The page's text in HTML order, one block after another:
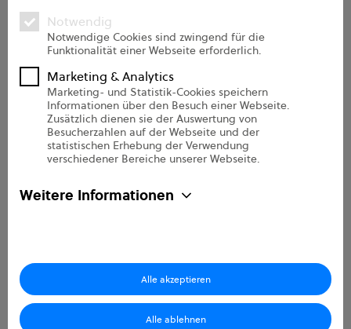
zu verbessern und anzupassen, sowie für Analysen und
Messungen zu unseren Besuchern auf dieser Website und
anderen Medien. Weitere Informationen zu den von uns
verwendeten Cookies finden Sie in unseren
Datenschutzbestimmungen.
Notwendig
Notwendige Cookies sind zwingend für die
Funktionalität einer Webseite erforderlich.
Marketing & Analytics
Marketing- und Statistik-Cookies speichern
Informationen über den Besuch einer Webseite.
Zusätzlich dienen sie der Auswertung von
Besucherzahlen auf der Webseite und der
statistischen Erhebung der Verwendung
verschiedener Bereiche unserer Webseite.
Weitere Informationen
Alle akzeptieren
Alle ablehnen
FAQs
Support
Onboarding Pro
Über uns
Unternehmen
Kontakt
Karriere